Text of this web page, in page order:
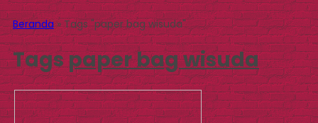
Beranda»Tags "paper bag wisuda"
Tagspaper bag wisuda